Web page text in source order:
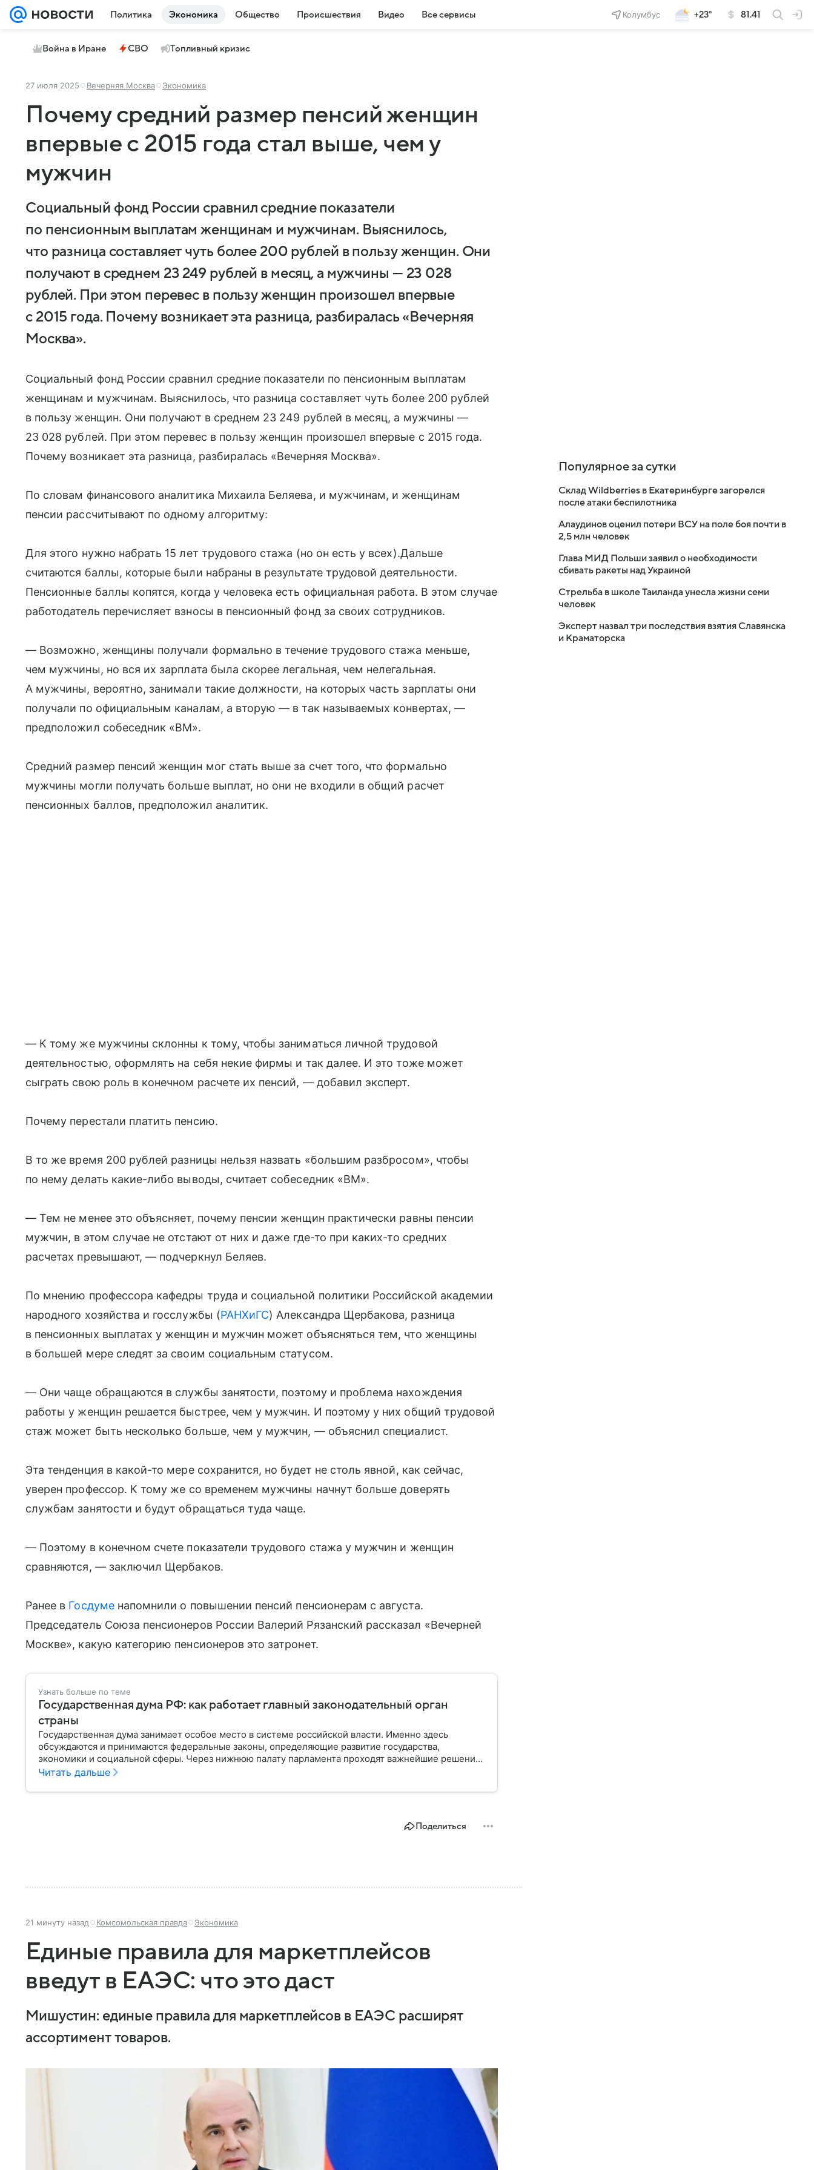
Политика Экономика Общество Происшествия Видео Все сервисы Колумбус +23° 81.41
Война в Иране СВО Топливный кризис
27 июля 2025 Вечерняя Москва Экономика
Почему средний размер пенсий женщин
впервые с 2015 года стал выше, чем у
мужчин
Социальный фонд России сравнил средние показатели
по пенсионным выплатам женщинам и мужчинам. Выяснилось,
что разница составляет чуть более 200 рублей в пользу женщин. Они
получают в среднем 23 249 рублей в месяц, а мужчины — 23 028
рублей. При этом перевес в пользу женщин произошел впервые
с 2015 года. Почему возникает эта разница, разбиралась «Вечерняя
Москва».
Социальный фонд России сравнил средние показатели по пенсионным выплатам
женщинам и мужчинам. Выяснилось, что разница составляет чуть более 200 рублей
в пользу женщин. Они получают в среднем 23 249 рублей в месяц, а мужчины —
23 028 рублей. При этом перевес в пользу женщин произошел впервые с 2015 года.
Почему возникает эта разница, разбиралась «Вечерняя Москва».
По словам финансового аналитика Михаила Беляева, и мужчинам, и женщинам
пенсии рассчитывают по одному алгоритму:
Для этого нужно набрать 15 лет трудового стажа (но он есть у всех).Дальше
считаются баллы, которые были набраны в результате трудовой деятельности.
Пенсионные баллы копятся, когда у человека есть официальная работа. В этом случае
работодатель перечисляет взносы в пенсионный фонд за своих сотрудников.
— Возможно, женщины получали формально в течение трудового стажа меньше,
чем мужчины, но вся их зарплата была скорее легальная, чем нелегальная.
А мужчины, вероятно, занимали такие должности, на которых часть зарплаты они
получали по официальным каналам, а вторую — в так называемых конвертах, —
предположил собеседник «ВМ».
Средний размер пенсий женщин мог стать выше за счет того, что формально
мужчины могли получать больше выплат, но они не входили в общий расчет
пенсионных баллов, предположил аналитик.
— К тому же мужчины склонны к тому, чтобы заниматься личной трудовой
деятельностью, оформлять на себя некие фирмы и так далее. И это тоже может
сыграть свою роль в конечном расчете их пенсий, — добавил эксперт.
Почему перестали платить пенсию.
В то же время 200 рублей разницы нельзя назвать «большим разбросом», чтобы
по нему делать какие-либо выводы, считает собеседник «ВМ».
— Тем не менее это объясняет, почему пенсии женщин практически равны пенсии
мужчин, в этом случае не отстают от них и даже где-то при каких-то средних
расчетах превышают, — подчеркнул Беляев.
По мнению профессора кафедры труда и социальной политики Российской академии
народного хозяйства и госслужбы (РАНХиГС) Александра Щербакова, разница
в пенсионных выплатах у женщин и мужчин может объясняться тем, что женщины
в большей мере следят за своим социальным статусом.
— Они чаще обращаются в службы занятости, поэтому и проблема нахождения
работы у женщин решается быстрее, чем у мужчин. И поэтому у них общий трудовой
стаж может быть несколько больше, чем у мужчин, — объяснил специалист.
Эта тенденция в какой-то мере сохранится, но будет не столь явной, как сейчас,
уверен профессор. К тому же со временем мужчины начнут больше доверять
службам занятости и будут обращаться туда чаще.
— Поэтому в конечном счете показатели трудового стажа у мужчин и женщин
сравняются, — заключил Щербаков.
Ранее в Госдуменапомнили о повышении пенсий пенсионерам с августа.
Председатель Союза пенсионеров России Валерий Рязанский рассказал «Вечерней
Москве», какую категорию пенсионеров это затронет.
Узнать больше по теме
Государственная дума РФ: как работает главный законодательный орган
страны
Государственная дума занимает особое место в системе российской власти. Именно здесь
обсуждаются и принимаются федеральные законы, определяющие развитие государства,
экономики и социальной сферы. Через нижнюю палату парламента проходят важнейшие решения,
затрагивающие жизнь миллионов граждан. Разбираемся, как устроена Госдума, какие полномочия
Читать дальше
Поделиться
21 минуту назад Комсомольская правда Экономика
Единые правила для маркетплейсов
введут в ЕАЭС: что это даст
Мишустин: единые правила для маркетплейсов в ЕАЭС расширят
ассортимент товаров.
Популярное за сутки
Склад Wildberries в Екатеринбурге загорелся
после атаки беспилотника
Алаудинов оценил потери ВСУ на поле боя почти в
2,5 млн человек
Глава МИД Польши заявил о необходимости
сбивать ракеты над Украиной
Стрельба в школе Таиланда унесла жизни семи
человек
Эксперт назвал три последствия взятия Славянска
и Краматорска